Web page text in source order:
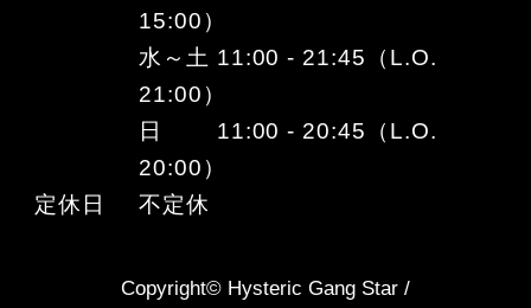
15:00）
水～土 11:00 - 21:45（L.O.
21:00）
日 11:00 - 20:45（L.O.
20:00）
定休日
不定休
Copyright© Hysteric Gang Star /